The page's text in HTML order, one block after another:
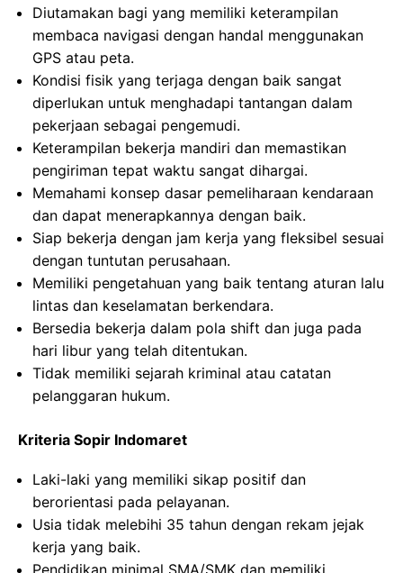
Diutamakan bagi yang memiliki keterampilan
membaca navigasi dengan handal menggunakan
GPS atau peta.
Kondisi fisik yang terjaga dengan baik sangat
diperlukan untuk menghadapi tantangan dalam
pekerjaan sebagai pengemudi.
Keterampilan bekerja mandiri dan memastikan
pengiriman tepat waktu sangat dihargai.
Memahami konsep dasar pemeliharaan kendaraan
dan dapat menerapkannya dengan baik.
Siap bekerja dengan jam kerja yang fleksibel sesuai
dengan tuntutan perusahaan.
Memiliki pengetahuan yang baik tentang aturan lalu
lintas dan keselamatan berkendara.
Bersedia bekerja dalam pola shift dan juga pada
hari libur yang telah ditentukan.
Tidak memiliki sejarah kriminal atau catatan
pelanggaran hukum.
Kriteria Sopir Indomaret
Laki-laki yang memiliki sikap positif dan
berorientasi pada pelayanan.
Usia tidak melebihi 35 tahun dengan rekam jejak
kerja yang baik.
Pendidikan minimal SMA/SMK dan memiliki